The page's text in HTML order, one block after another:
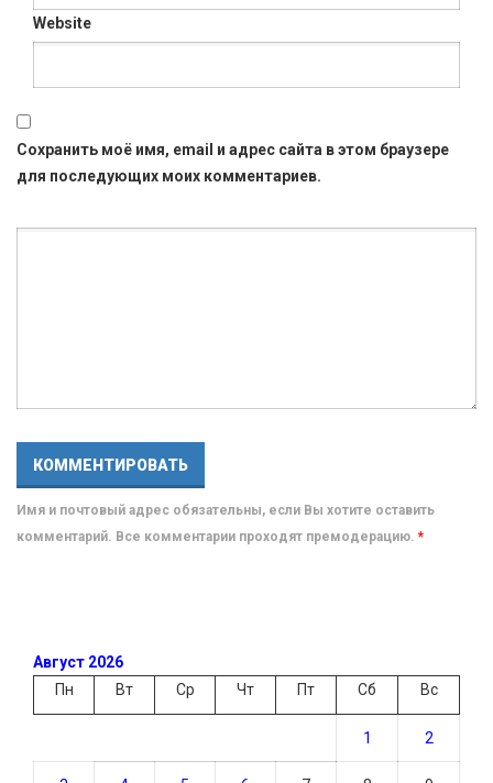
Website
Сохранить моё имя, email и адрес сайта в этом браузере
для последующих моих комментариев.
Имя и почтовый адрес обязательны, если Вы хотите оставить
комментарий. Все комментарии проходят премодерацию. *
Август 2026
Пн
Вт Ср Чт Пт Сб Вс
1 2